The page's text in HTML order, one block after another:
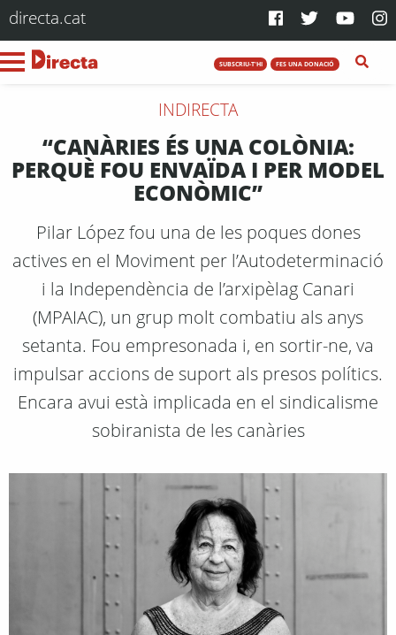
directa.cat
SUBSCRIU-T'HI FES UNA DONACIÓ
INDIRECTA
“CANÀRIES ÉS UNA COLÒNIA:
PERQUÈ FOU ENVAÏDA I PER MODEL
ECONÒMIC”
Pilar López fou una de les poques dones
actives en el Moviment per l’Autodeterminació
i la Independència de l’arxipèlag Canari
(MPAIAC), un grup molt combatiu als anys
setanta. Fou empresonada i, en sortir-ne, va
impulsar accions de suport als presos polítics.
Encara avui està implicada en el sindicalisme
sobiranista de les canàries